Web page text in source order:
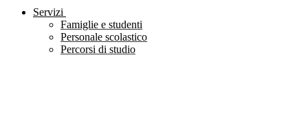
Servizi
Famiglie e studenti
Personale scolastico
Percorsi di studio